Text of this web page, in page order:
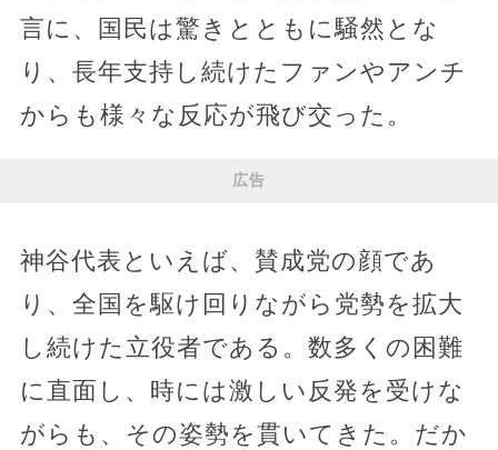
言に、国民は驚きとともに騒然とな
り、長年支持し続けたファンやアンチ
からも様々な反応が飛び交った。
広告
神谷代表といえば、賛成党の顔であ
り、全国を駆け回りながら党勢を拡大
し続けた立役者である。数多くの困難
に直面し、時には激しい反発を受けな
がらも、その姿勢を貫いてきた。だか